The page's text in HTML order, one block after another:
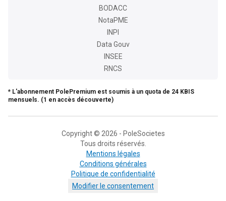
BODACC
NotaPME
INPI
Data Gouv
INSEE
RNCS
* L'abonnement PolePremium est soumis à un quota de 24 KBIS
mensuels. (1 en accès découverte)
Copyright © 2026 - PoleSocietes
Tous droits réservés.
Mentions légales
Conditions générales
Politique de confidentialité
Modifier le consentement